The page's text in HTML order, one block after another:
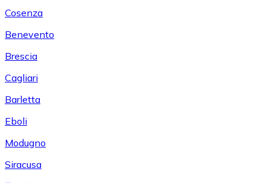
Cosenza
Benevento
Brescia
Cagliari
Barletta
Eboli
Modugno
Siracusa